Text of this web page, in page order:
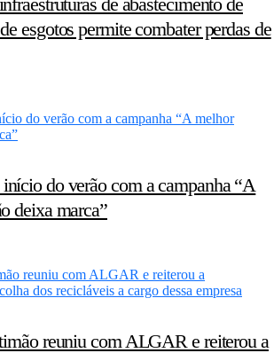
esgotos permite combater perdas de
do verão com a campanha “A
deixa marca”
reuniu com ALGAR e reiterou a